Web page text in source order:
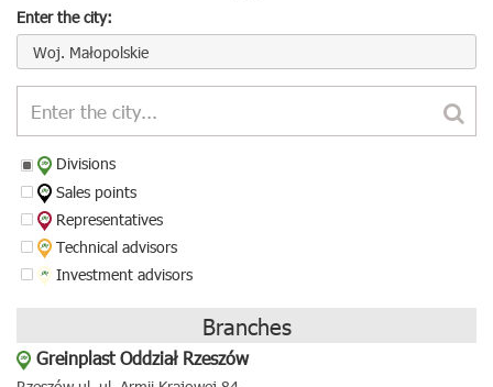
Enter the city:
Woj. Małopolskie
Divisions
Sales points
Representatives
Technical advisors
Investment advisors
Branches
Greinplast Oddział Rzeszów